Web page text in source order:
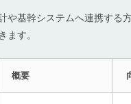
や基幹システムへ連携する
ます。
概要